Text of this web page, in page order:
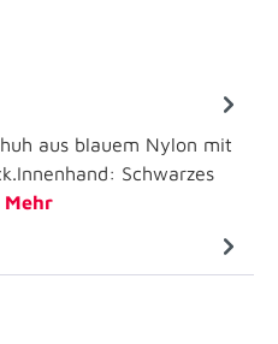
aus blauem Nylon mit
Schwarzes
Mehr